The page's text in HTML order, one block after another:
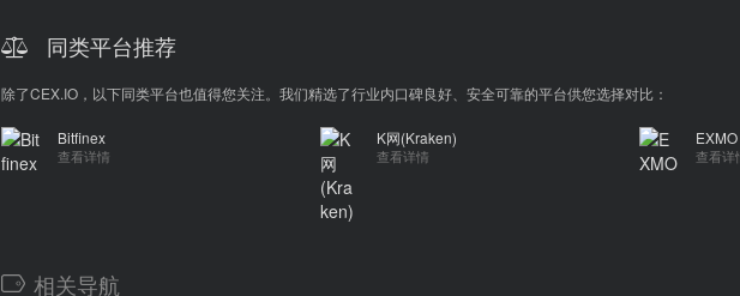
同类平台推荐
除了CEX.IO，以下同类平台也值得您关注。我们精选了行业内口碑良好、安全可靠的平台供您选择对比：
Bitfinex
查看详情
K网(Kraken)
查看详情
EXMO
查看详
相关导航